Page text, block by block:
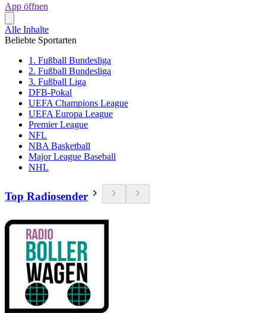
App öffnen
Alle Inhalte
Beliebte Sportarten
1. Fußball Bundesliga
2. Fußball Bundesliga
3. Fußball Liga
DFB-Pokal
UEFA Champions League
UEFA Europa League
Premier League
NFL
NBA Basketball
Major League Baseball
NHL
Top Radiosender